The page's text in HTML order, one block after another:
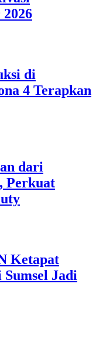
di
4 Terapkan
dari
Perkuat
Ketapat
Jadi